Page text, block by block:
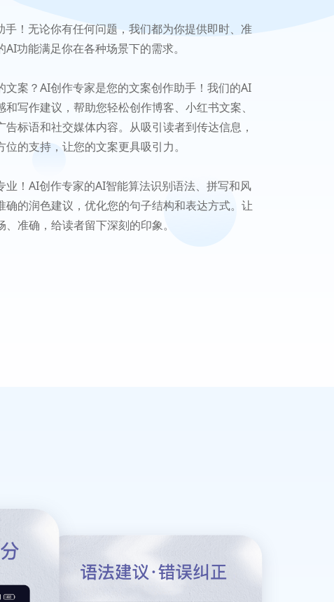
手！无论你有任何问题，我们都为你提供即时、准
功能满足你在各种场景下的需求。
文案？AI创作专家是您的文案创作助手！我们的AI
写作建议，帮助您轻松创作博客、小红书文案、
告标语和社交媒体内容。从吸引读者到传达信息，
的支持，让您的文案更具吸引力。
业！AI创作专家的AI智能算法识别语法、拼写和风
确的润色建议，优化您的句子结构和表达方式。让
准确，给读者留下深刻的印象。